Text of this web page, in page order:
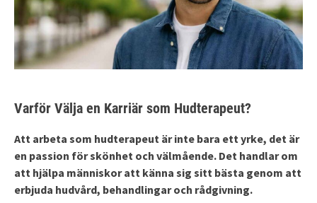
Varför Välja en Karriär som Hudterapeut?
Att arbeta som hudterapeut är inte bara ett yrke, det är
en passion för skönhet och välmående. Det handlar om
att hjälpa människor att känna sig sitt bästa genom att
erbjuda hudvård, behandlingar och rådgivning.